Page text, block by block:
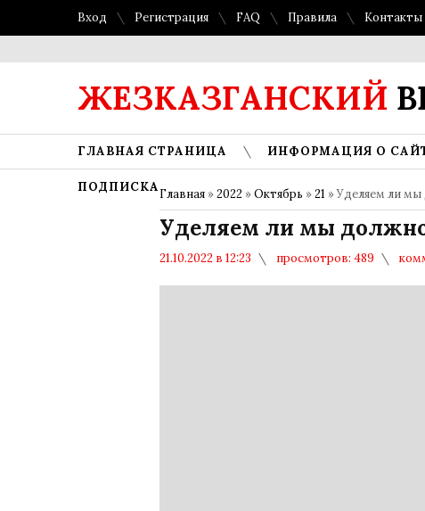
Вход Регистрация FAQ Правила Контакты
ЖЕЗКАЗГАНСКИЙ
ГЛАВНАЯ СТРАНИЦА ИНФОРМАЦИЯ О
ПОДПИСКАГлавная »2022 »Октябрь »21 » Уделяем ли
Уделяем ли мы
21.10.2022 в 12:23 просмотров: 489